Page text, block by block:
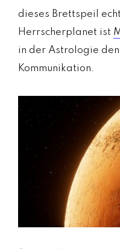
dieses Brettspeil
Herrscherplanet ist
in der Astrologie
Kommunikation.